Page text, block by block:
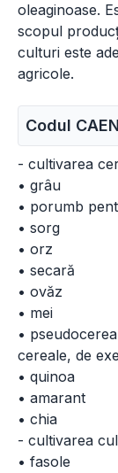
oleaginoase.
scopul
culturi este
agricole.
Codul
- cultivarea
• grâu
• porumb
• sorg
• orz
• secară
• ovăz
• mei
•
cereale, de
• quinoa
• amarant
• chia
- cultivarea
• fasole